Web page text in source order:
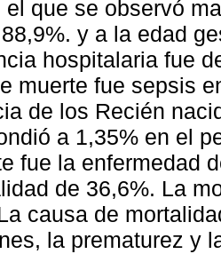
el que se observó
y a la edad
hospitalaria fue
muerte fue sepsis
de los Recién
a 1,35% en el
fue la enfermedad
de 36,6%. La
causa de
la prematurez y